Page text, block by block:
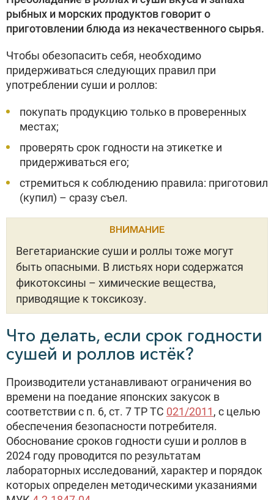
рыбных и морских продуктов говорит о
приготовлении блюда из некачественного сырья.
Чтобы обезопасить себя, необходимо
придерживаться следующих правил при
употреблении суши и роллов:
покупать продукцию только в проверенных
местах;
проверять срок годности на этикетке и
придерживаться его;
стремиться к соблюдению правила: приготовил
(купил) – сразу съел.
ВНИМАНИЕ
Вегетарианские суши и роллы тоже могут
быть опасными. В листьях нори содержатся
фикотоксины – химические вещества,
приводящие к токсикозу.
Что делать, если срок годности
сушей и роллов истёк?
Производители устанавливают ограничения во
времени на поедание японских закусок в
соответствии с п. 6, ст. 7 ТР ТС 021/2011, с целью
обеспечения безопасности потребителя.
Обоснование сроков годности суши и роллов в
2024 году проводится по результатам
лабораторных исследований, характер и порядок
которых определен методическими указаниями